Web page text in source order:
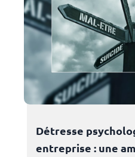
Détresse
entreprise : une